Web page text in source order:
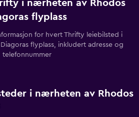
i nærheten av Rhodos
flyplass
for hvert Thrifty leiebilsted i
flyplass, inkludert adresse og
telefonnummer
i nærheten av Rhodos